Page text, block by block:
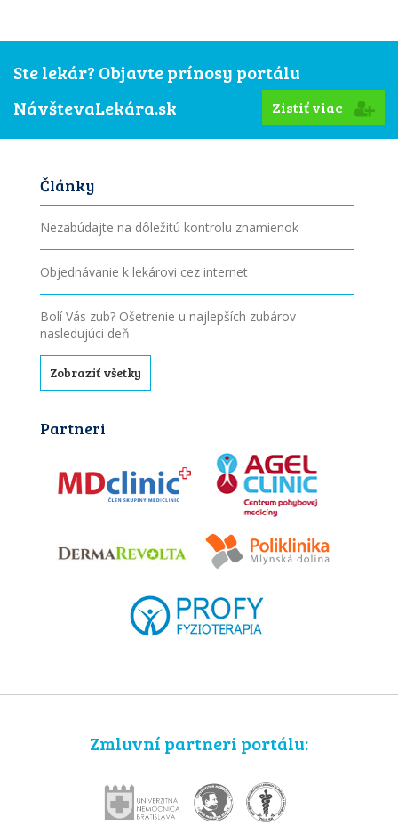
Ste lekár? Objavte prínosy portálu
NávštevaLekára.sk
Zistiť viac
Články
Nezabúdajte na dôležitú kontrolu znamienok
Objednávanie k lekárovi cez internet
Bolí Vás zub? Ošetrenie u najlepších zubárov
nasledujúci deň
Zobraziť všetky
Partneri
Zmluvní partneri portálu: